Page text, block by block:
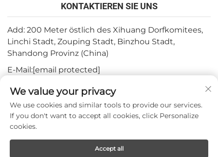
KONTAKTIEREN SIE UNS
Add: 200 Meter östlich des Xihuang Dorfkomitees,
Linchi Stadt, Zouping Stadt, Binzhou Stadt,
Shandong Provinz (China)
E-Mail:[email protected]
Tel.: +82-3180427370
Telefon: +86-15564344404
WhatsApp: +82-1022396668
Urheberrecht © 2024 Mepro Medical Co.,Ltd.
We value your privacy
We use cookies and similar tools to provide our services.
If you don't want to accept all cookies, click Personalize
cookies.
Accept all